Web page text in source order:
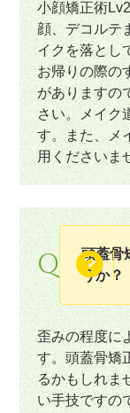
小顔矯正術
顔、デコルテ
イクを落とし
お帰りの際の
がありますの
さい。メイク
す。また、メ
用くださいま
Q
頭蓋骨
うか？
歪みの程度に
す。頭蓋骨矯
るかもしれま
い手技ですの